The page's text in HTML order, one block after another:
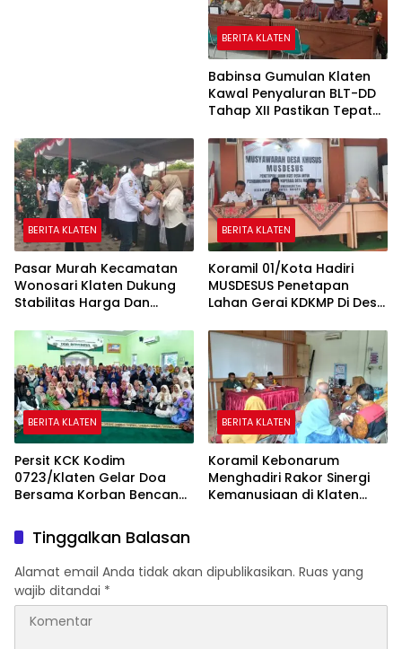
BERITA KLATEN
Babinsa Gumulan Klaten
Kawal Penyaluran BLT-DD
Tahap XII Pastikan Tepat
BERITA KLATEN
Pasar Murah Kecamatan
Wonosari Klaten Dukung
Stabilitas Harga Dan
Masyarakat
BERITA KLATEN
Koramil 01/Kota Hadiri
MUSDESUS Penetapan
Lahan Gerai KDKMP Di Desa
BERITA KLATEN
Persit KCK Kodim
0723/Klaten Gelar Doa
Bersama Korban Bencana
BERITA KLATEN
Koramil Kebonarum
Menghadiri Rakor Sinergi
Kemanusiaan di Klaten
Tinggalkan Balasan
Alamat email Anda tidak akan dipublikasikan. Ruas yang
wajib ditandai *